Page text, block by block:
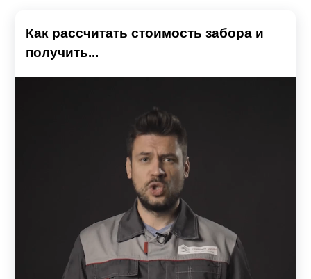
Как рассчитать стоимость забора и
получить...